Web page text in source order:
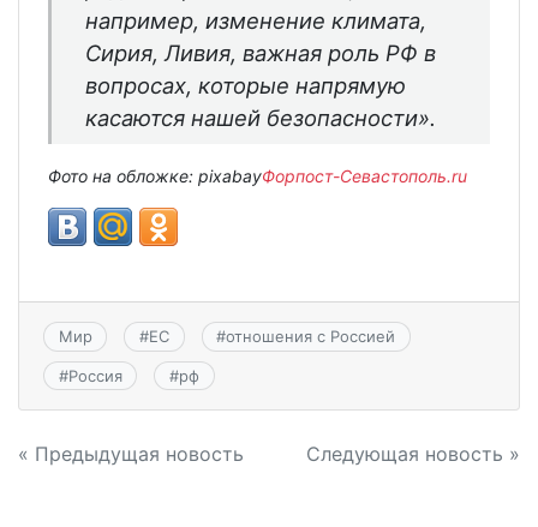
например, изменение климата,
Сирия, Ливия, важная роль РФ в
вопросах, которые напрямую
касаются нашей безопасности».
Фото на обложке: pixabayФорпост-Севастополь.ru
Мир #ЕС #отношения с Россией
#Россия #рф
Навигация
« Предыдущая новость Следующая новость »